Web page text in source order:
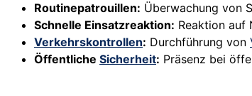
Routinepatrouillen: Überwachung von
Schnelle Einsatzreaktion: Reaktion auf
Verkehrskontrollen: Durchführung von
Öffentliche Sicherheit: Präsenz bei